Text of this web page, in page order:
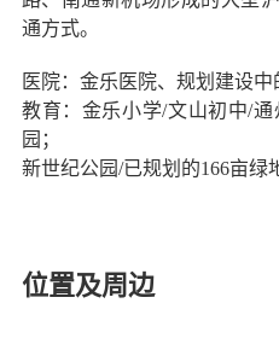
通方式。
医院：金乐医院、规划建设中
教育：金乐小学/文山初中/
园；
新世纪公园/已规划的166亩绿
位置及周边